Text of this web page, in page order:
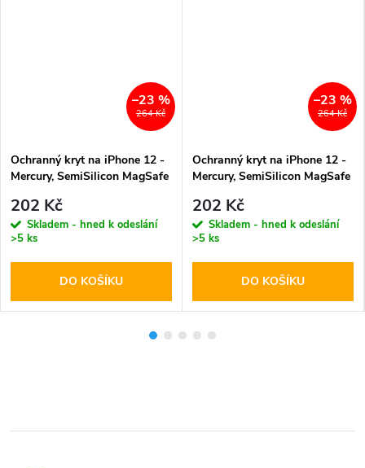
264 Kč
–23 %
Ochranný kryt na iPhone 12 -
Mercury, SemiSilicon MagSafe
202 Kč
Skladem - hned k odeslání
>5 ks
DO KOŠÍKU
264 Kč
–23 %
Ochranný kryt na iPhone 12 -
Mercury, SemiSilicon MagSafe
202 Kč
Skladem - hned k odeslání
>5 ks
DO KOŠÍKU